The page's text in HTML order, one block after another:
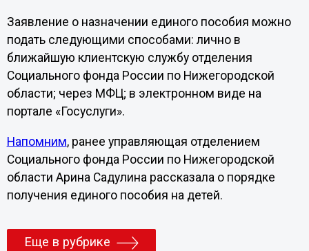
Заявление о назначении единого пособия можно
подать следующими способами: лично в
ближайшую клиентскую службу отделения
Социального фонда России по Нижегородской
области; через МФЦ; в электронном виде на
портале «Госуслуги».
Напомним, ранее управляющая отделением
Социального фонда России по Нижегородской
области Арина Садулина рассказала о порядке
получения единого пособия на детей.
Еще в рубрике